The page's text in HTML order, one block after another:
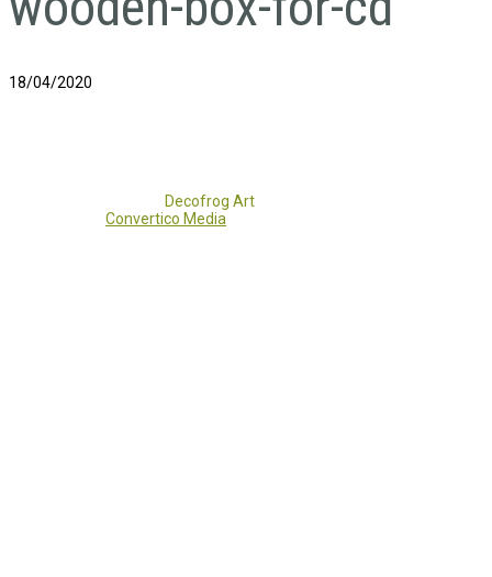
18/04/2020
Decofrog Art
Convertico Media